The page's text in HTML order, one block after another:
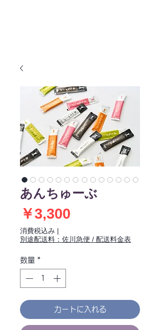
あんちゅーぶ
￥3,300
消費税込み |
別途配送料：佐川急便 / 配送料金表
数量 *
カートに入れる